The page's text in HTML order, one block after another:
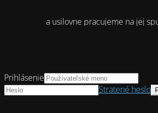
a usilovne pracujeme na jej
Prihlásenie
Stratené heslo